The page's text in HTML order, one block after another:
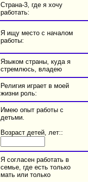
Страна-3, где я хочу
работать:
Я ищу место с началом
работы:
Языком страны, куда я
стремлюсь, владею
Религия играет в моей
жизни роль:
Имею опыт работы с
детьми.
Возраст детей, лет::
Я согласен работать в
семье, где есть только
мать или только